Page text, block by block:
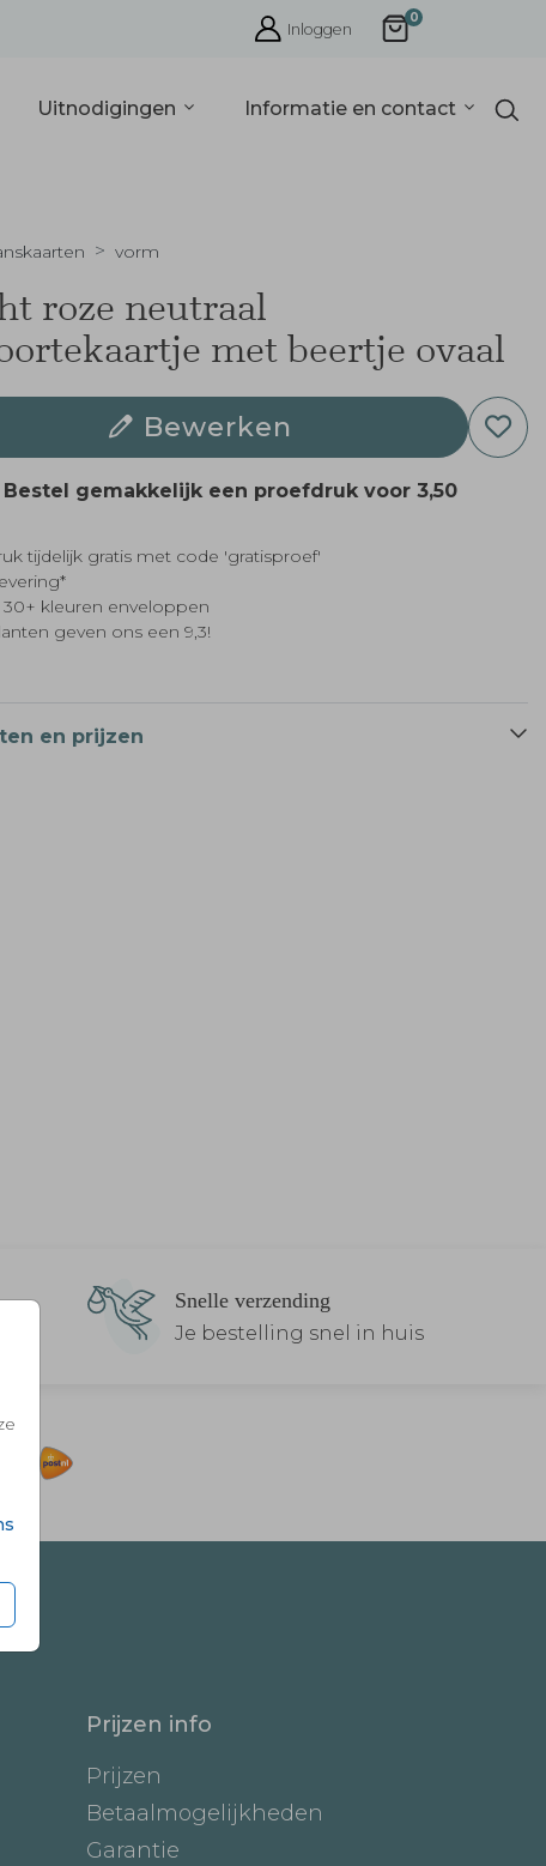
Inloggen
0
Uitnodigingen Informatie en contact
Echt strikje
vorm
roze neutraal
met beertje ovaal
Bewerken
Bestel gemakkelijk een proefdruk voor 3,50
tijdelijk gratis met code 'gratisproef'
30+ kleuren enveloppen
geven ons een 9,3!
en prijzen
Snelle verzending
Je bestelling snel in huis
Prijzen info
Prijzen
Betaalmogelijkheden
Garantie